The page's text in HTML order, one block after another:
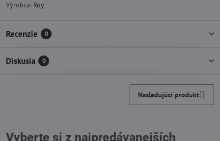
Výrobca: Roy
Recenzie 0
Diskusia 0
Nasledujúci produkt
Vyberte si z najpredávanejších